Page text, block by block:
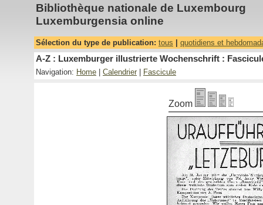
Bibliothèque nationale de Luxembourg
Luxemburgensia online
Sélection du type de publication: tous quotidiens et
A-Z : Luxemburger illustrierte Wochenschrift :
Navigation: Home Calendrier Fascicule
Zoom